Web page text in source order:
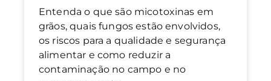
Entenda o que são micotoxinas em
grãos, quais fungos estão envolvidos,
os riscos para a qualidade e segurança
alimentar e como reduzir a
contaminação no campo e no